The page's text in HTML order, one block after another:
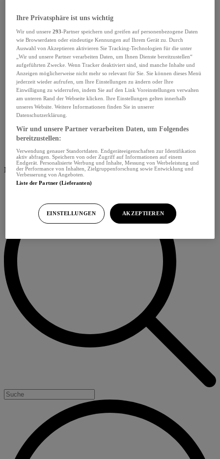
Menü schliessen
Ihre Privatsphäre ist uns wichtig
Wir und unsere293-Partner speichern und greifen auf personenbezogene Daten
wie Browserdaten oder eindeutige Kennungen auf Ihrem Gerät zu. Durch
Auswahl von Akzeptieren aktivieren Sie Tracking-Technologien für die unter
„Wir und unsere Partner verarbeiten Daten, um Ihnen Dienste bereitzustellen“
aufgeführten Zwecke. Wenn Tracker deaktiviert sind, sind manche Inhalte und
Anzeigen möglicherweise nicht mehr so relevant für Sie. Sie können dieses Menü
jederzeit wieder aufrufen, um Ihre Einstellungen zu ändern oder Ihre
Einwilligung zu widerrufen, indem Sie auf den Link Voreinstellungen verwalten
am unteren Rand der Webseite klicken. Ihre Einstellungen gelten innerhalb
unseres Website. Weitere Informationen finden Sie in unserer
Datenschutzerklärung.
Wir und unsere Partner verarbeiten Daten, um Folgendes
bereitzustellen:
Verwendung genauer Standortdaten. Endgeräteeigenschaften zur Identifikation
aktiv abfragen. Speichern von oder Zugriff auf Informationen auf einem
Endgerät. Personalisierte Werbung und Inhalte, Messung von Werbeleistung und
der Performance von Inhalten, Zielgruppenforschung sowie Entwicklung und
Verbesserung von Angeboten.
Liste der Partner (Lieferanten)
EINSTELLUNGEN AKZEPTIEREN